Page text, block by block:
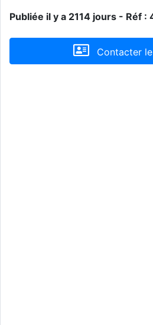
Publiée il y a 2114 jours - Réf :
Contacter